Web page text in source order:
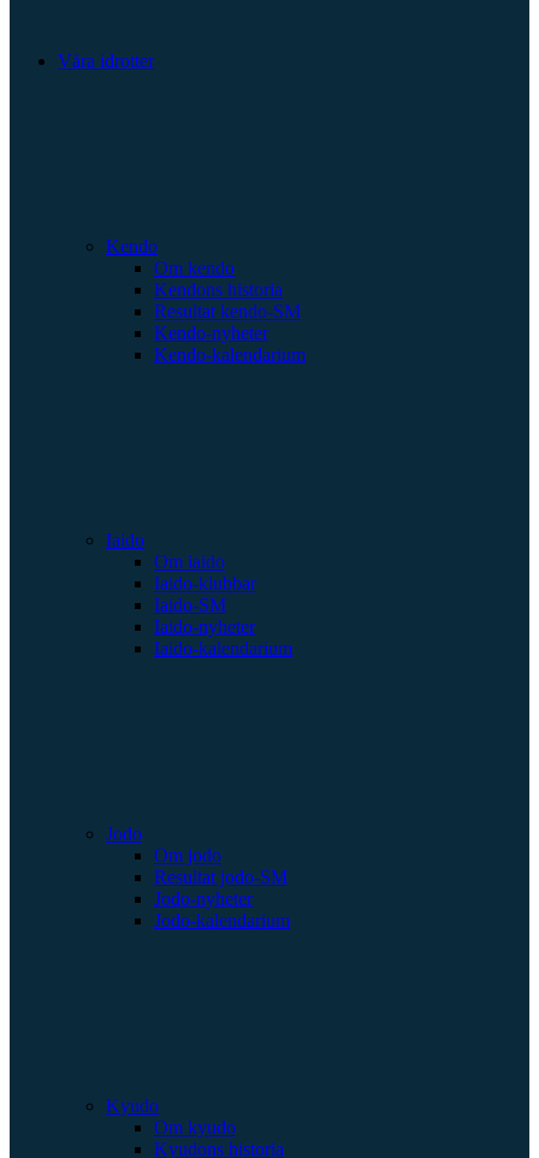
Våra idrotter
Kendo
Om kendo
Kendons historia
Resultat kendo-SM
Kendo-nyheter
Kendo-kalendarium
Iaido
Om iaido
Iaido-klubbar
Iaido-SM
Iaido-nyheter
Iaido-kalendarium
Jodo
Om jodo
Resultat jodo-SM
Jodo-nyheter
Jodo-kalendarium
Kyudo
Om kyudo
Kyudons historia